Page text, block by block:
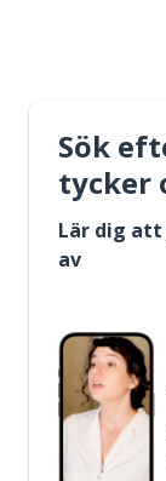
Sök
tycker
Lär dig
av